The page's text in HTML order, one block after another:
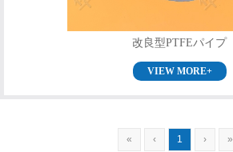
改良型PTFEパイプ
VIEW MORE+
« ‹ 1 › »